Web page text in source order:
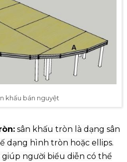
khấu bán nguyệt
sân khấu tròn là dạng sân
dạng hình tròn hoặc ellips.
người biểu diễn có thể